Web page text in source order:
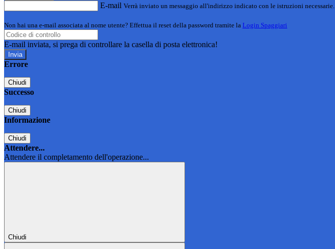
E-mail Verrà inviato un messaggio all'indirizzo indicato con le istruzioni necessarie.
Non hai una e-mail associata al nome utente? Effettua il reset della password tramite la Login Spaggiari
E-mail inviata, si prega di controllare la casella di posta elettronica!
Errore
Chiudi
Successo
Chiudi
Informazione
Chiudi
Attendere...
Attendere il completamento dell'operazione...
Chiudi